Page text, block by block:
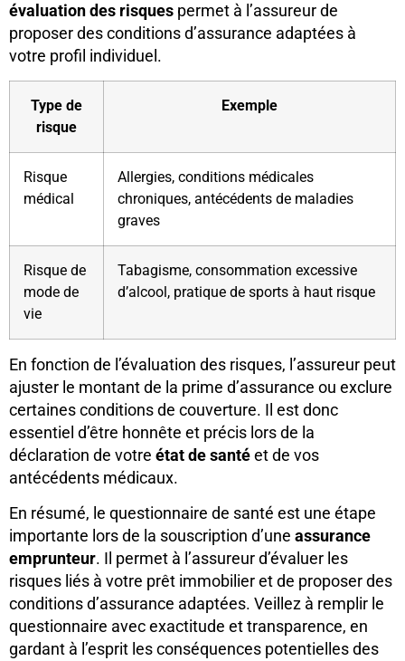
évaluation des risques permet à l’assureur de
proposer des conditions d’assurance adaptées à
votre profil individuel.
Type de
risque
Exemple
Risque
médical
Allergies, conditions médicales
chroniques, antécédents de maladies
graves
Risque de
mode de
vie
Tabagisme, consommation excessive
d’alcool, pratique de sports à haut risque
En fonction de l’évaluation des risques, l’assureur peut
ajuster le montant de la prime d’assurance ou exclure
certaines conditions de couverture. Il est donc
essentiel d’être honnête et précis lors de la
déclaration de votre état de santéet de vos
antécédents médicaux.
En résumé, le questionnaire de santé est une étape
importante lors de la souscription d’une assurance
emprunteur. Il permet à l’assureur d’évaluer les
risques liés à votre prêt immobilier et de proposer des
conditions d’assurance adaptées. Veillez à remplir le
questionnaire avec exactitude et transparence, en
gardant à l’esprit les conséquences potentielles des